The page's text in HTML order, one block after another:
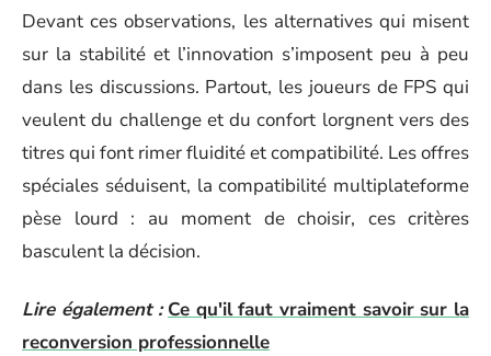
Devant ces observations, les alternatives qui misent
sur la stabilité et l’innovation s’imposent peu à peu
dans les discussions. Partout, les joueurs de FPS qui
veulent du challenge et du confort lorgnent vers des
titres qui font rimer fluidité et compatibilité. Les offres
spéciales séduisent, la compatibilité multiplateforme
pèse lourd : au moment de choisir, ces critères
basculent la décision.
Lire également : Ce qu'il faut vraiment savoir sur la
reconversion professionnelle